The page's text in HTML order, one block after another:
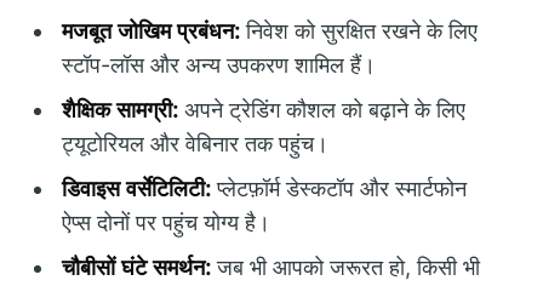
मजबूत जोखिम प्रबंधन:निवेश को सुरक्षित रखने के लिए
स्टॉप-लॉस और अन्य उपकरण शामिल हैं।
शैक्षिक सामग्री: अपने ट्रेडिंग कौशल को बढ़ाने के लिए
ट्यूटोरियल और वेबिनार तक पहुंच।
डिवाइस वर्सेटिलिटी:प्लेटफ़ॉर्म डेस्कटॉप और स्मार्टफोन
ऐप्स दोनों पर पहुंच योग्य है।
चौबीसों घंटे समर्थन:जब भी आपको जरूरत हो, किसी भी